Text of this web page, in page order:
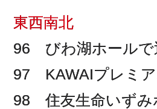
東西南北
96 びわ湖ホールで
97 KAWAIプレミ
98 住友生命いずみ